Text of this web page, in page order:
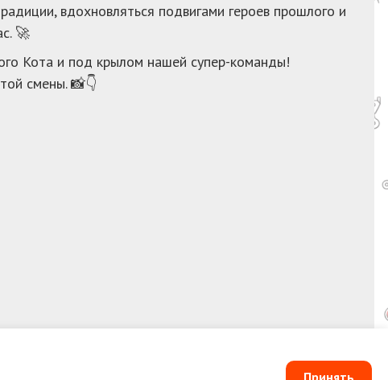
вдохновляться подвигами героев прошлого и
🚀
Кота и под крылом нашей супер-команды!
смены. 📸👇
Принять